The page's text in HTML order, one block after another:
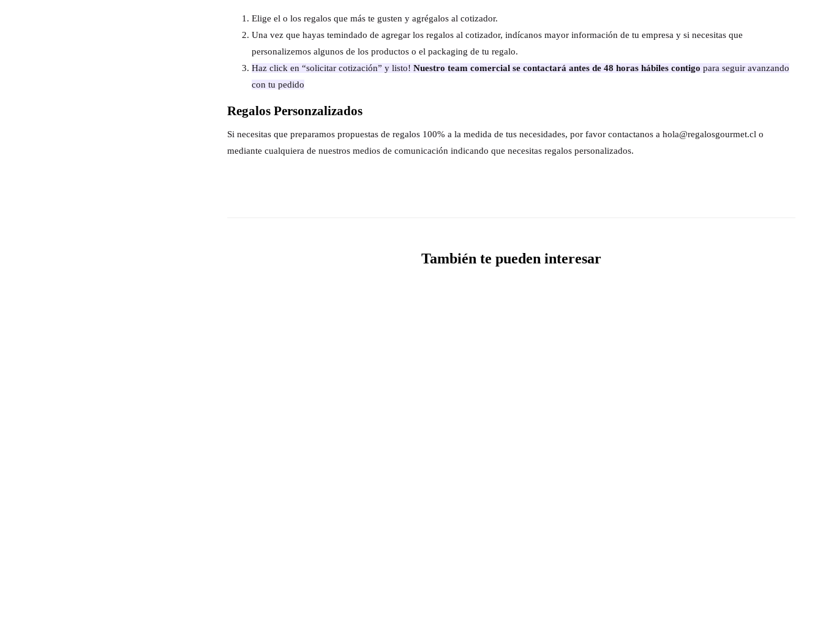
Elige el o los regalos que más te gusten y agrégalos al cotizador.
Una vez que hayas temindado de agregar los regalos al cotizador, indícanos mayor información de tu empresa y si necesitas que
personalizemos algunos de los productos o el packaging de tu regalo.
Haz click en “solicitar cotización” y listo! Nuestro team comercial se contactará antes de 48 horas hábiles contigo para seguir avanzando
con tu pedido
Regalos Personzalizados
Si necesitas que preparamos propuestas de regalos 100% a la medida de tus necesidades, por favor contactanos a hola@regalosgourmet.cl o
mediante cualquiera de nuestros medios de comunicación indicando que necesitas regalos personalizados.
También te pueden interesar